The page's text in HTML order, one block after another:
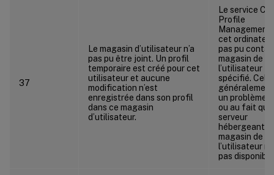
37
Le magasin d’utilisateur n’a
pas pu être joint. Un profil
temporaire est créé pour cet
utilisateur et aucune
modification n’est
enregistrée dans son profil
dans ce magasin
d’utilisateur.
Le service
Profile
Management
cet ordinateur
pas pu
magasin de
l’utilisateur
spécifié. Cela
un problème
ou au fait
serveur
hébergeant le
magasin de
l’utilisateur
pas